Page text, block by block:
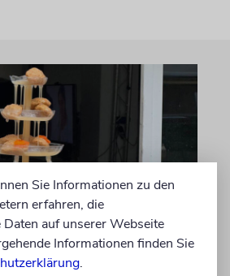
Sie Informationen zu den
erfahren, die
auf unserer Webseite
Informationen finden Sie
.